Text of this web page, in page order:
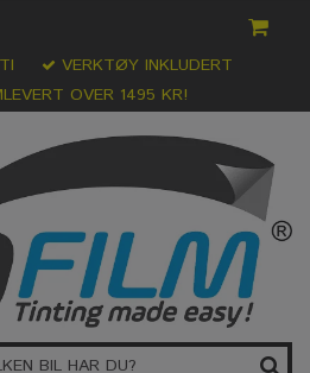
OVER 1495 KR!
VERKTØY INKLUDERT